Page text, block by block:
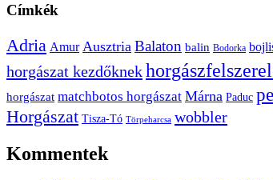
Címkék
Adria Amur Ausztria Balaton balin Bodorka
horgászat kezdőknek
horgászat matchbotos horgászat Márna Paduc
Horgászat Tisza-Tó Törpeharcsa wobbler
Kommentek